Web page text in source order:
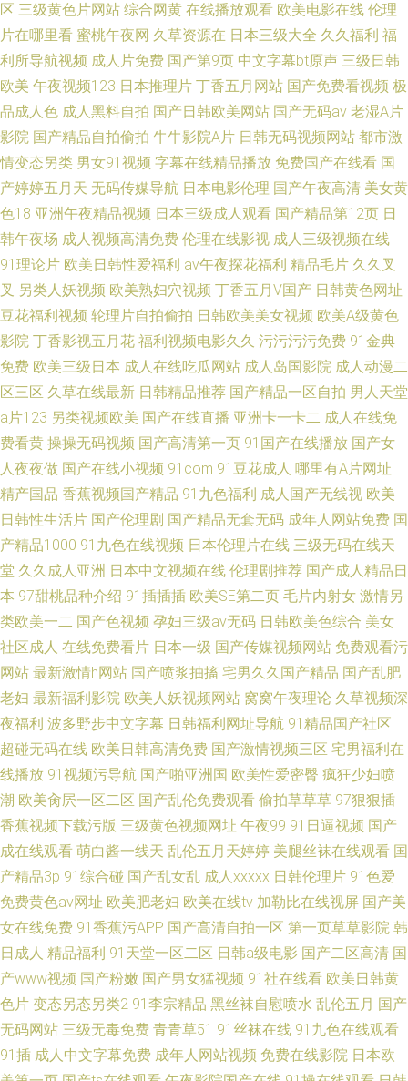
区 三级黄色片网站 综合网黄 在线播放观看 欧美电影在线 伦理
片在哪里看 蜜桃午夜网 久草资源在 日本三级大全 久久福利 福
利所导航视频 成人片免费 国产第9页 中文字幕bt原声 三级日韩
欧美 午夜视频123 日本推理片 丁香五月网站 国产免费看视频 极
品成人色 成人黑料自拍 国产日韩欧美网站 国产无码av 老湿A片
影院 国产精品自拍偷拍 牛牛影院A片 日韩无码视频网站 都市激
情变态另类 男女91视频 字幕在线精品播放 免费国产在线看 国
产婷婷五月天 无码传媒导航 日本电影伦理 国产午夜高清 美女黄
色18 亚洲午夜精品视频 日本三级成人观看 国产精品第12页 日
韩午夜场 成人视频高清免费 伦理在线影视 成人三级视频在线
91理论片 欧美日韩性爱福利 av午夜探花福利 精品毛片 久久叉
叉 另类人妖视频 欧美熟妇穴视频 丁香五月V国产 日韩黄色网址
豆花福利视频 轮理片自拍偷拍 日韩欧美美女视频 欧美A级黄色
影院 丁香影视五月花 福利视频电影久久 污污污污免费 91金典
免费 欧美三级日本 成人在线吃瓜网站 成人岛国影院 成人动漫二
区三区 久草在线最新 日韩精品推荐 国产精品一区自拍 男人天堂
a片123 另类视频欧美 国产在线直播 亚洲卡一卡二 成人在线免
费看黄 操操无码视频 国产高清第一页 91国产在线播放 国产女
人夜夜做 国产在线小视频 91com 91豆花成人 哪里有A片网址
精产国品 香蕉视频国产精品 91九色福利 成人国产无线视 欧美
日韩性生活片 国产伦理剧 国产精品无套无码 成年人网站免费 国
产精品1000 91九色在线视频 日本伦理片在线 三级无码在线天
堂 久久成人亚洲 日本中文视频在线 伦理剧推荐 国产成人精品日
本 97甜桃品种介绍 91插插插 欧美SE第二页 毛片内射女 激情另
类欧美一二 国产色视频 孕妇三级av无码 日韩欧美色综合 美女
社区成人 在线免费看片 日本一级 国产传媒视频网站 免费观看污
网站 最新激情h网站 国产喷浆抽搐 宅男久久国产精品 国产乱肥
老妇 最新福利影院 欧美人妖视频网站 窝窝午夜理论 久草视频深
夜福利 波多野步中文字幕 日韩福利网址导航 91精品国产社区
超碰无码在线 欧美日韩高清免费 国产激情视频三区 宅男福利在
线播放 91视频污导航 国产啪亚洲国 欧美性爱密臀 疯狂少妇喷
潮 欧美肏屄一区二区 国产乱伦免费观看 偷拍草草草 97狠狠插
香蕉视频下载污版 三级黄色视频网址 午夜99 91日逼视频 国产
成在线观看 萌白酱一线天 乱伦五月天婷婷 美腿丝袜在线观看 国
产精品3p 91综合碰 国产乱女乱 成人xxxxx 日韩伦理片 91色爱
免费黄色av网址 欧美肥老妇 欧美在线tv 加勒比在线视屏 国产美
女在线免费 91香蕉污APP 国产高清自拍一区 第一页草草影院 韩
日成人 精品福利 91天堂一区二区 日韩a级电影 国产二区高清 国
产www视频 国产粉嫩 国产男女猛视频 91社在线看 欧美日韩黄
色片 变态另态另类2 91李宗精品 黑丝袜自慰喷水 乱伦五月 国产
无码网站 三级无毒免费 青青草51 91丝袜在线 91九色在线观看
91插 成人中文字幕免费 成年人网站视频 免费在线影院 日本欧